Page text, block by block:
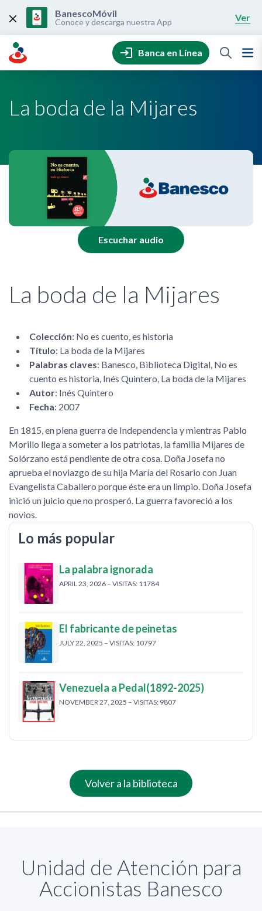
content
BanescoMóvil
Conoce y descarga nuestra App Ver
Banca en Línea
La boda de la Mijares
Escuchar audio
La boda de la Mijares
Colección: No es cuento, es historia
Título: La boda de la Mijares
Palabras claves: Banesco, Biblioteca Digital, No es
cuento es historia, Inés Quintero, La boda de la Mijares
Autor: Inés Quintero
Fecha: 2007
En 1815, en plena guerra de Independencia y mientras Pablo
Morillo llega a someter a los patriotas, la familia Mijares de
Solórzano está pendiente de otra cosa. Doña Josefa no
aprueba el noviazgo de su hija María del Rosario con Juan
Evangelista Caballero porque éste era un limpio. Doña Josefa
inició un juicio que no prosperó. La guerra favoreció a los
novios.
Lo más popular
La palabra ignorada
APRIL 23, 2026 – VISITAS: 11784
El fabricante de peinetas
JULY 22, 2025 – VISITAS: 10797
Venezuela a Pedal(1892-2025)
NOVEMBER 27, 2025 – VISITAS: 9807
Volver a la biblioteca
Unidad de Atención para
Accionistas Banesco